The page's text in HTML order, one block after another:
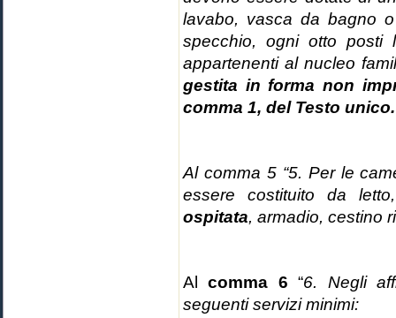
lavabo, vasca da bagno
specchio, ogni otto posti
appartenenti al nucleo
gestita in forma non
comma 1, del Testo
Al comma 5 “5. Per le
essere costituito da
ospitata, armadio, cestino
Alcomma 6 “6. Negli
seguenti servizi minimi: